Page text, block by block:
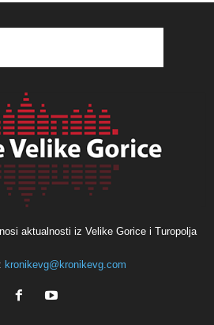
aktualnosti iz Velike Gorice i Turopolja
kronikevg@kronikevg.com